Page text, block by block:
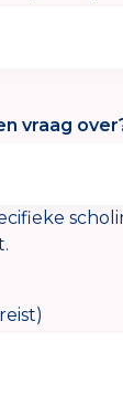
vraag